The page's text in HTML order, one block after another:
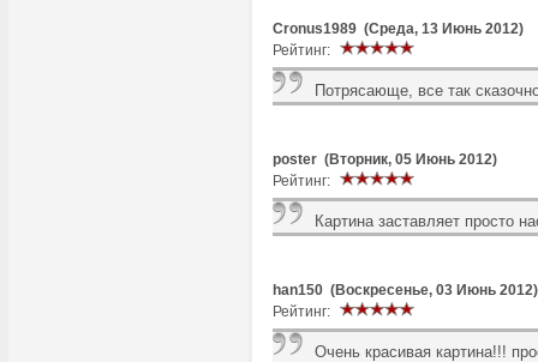
Cronus1989 (Среда, 13 Июнь 2012)
Рейтинг:
Потрясающе, все так
poster (Вторник, 05 Июнь 2012)
Рейтинг:
Картина заставляет просто
han150 (Воскресенье, 03 Июнь 2012)
Рейтинг:
Очень красивая картина!!!